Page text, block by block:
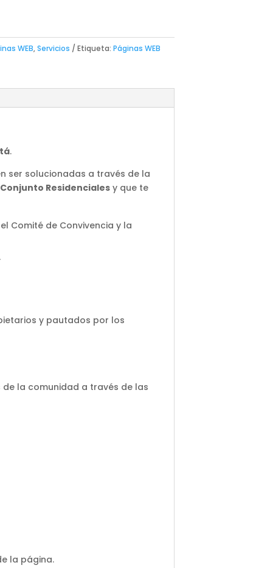
WEB,Servicios Etiqueta: Páginas WEB
.
ser solucionadas a través de la
Conjunto Residenciales y que te
Comité de Convivencia y la
y pautados por los
la comunidad a través de las
la página.